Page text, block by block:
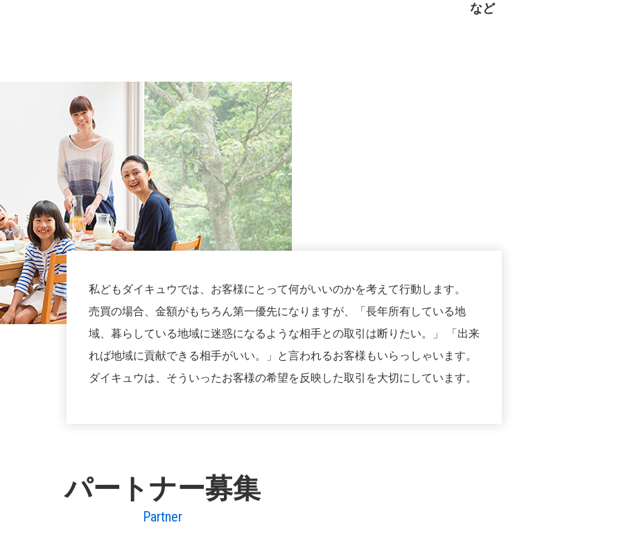
など
私どもダイキュウでは、お客様にとって何がいいのかを考えて行動します。
売買の場合、金額がもちろん第一優先になりますが、「長年所有している地
域、暮らしている地域に迷惑になるような相手との取引は断りたい。」 「出来
れば地域に貢献できる相手がいい。」と言われるお客様もいらっしゃいます。
ダイキュウは、そういったお客様の希望を反映した取引を大切にしています。
パートナー募集
Partner